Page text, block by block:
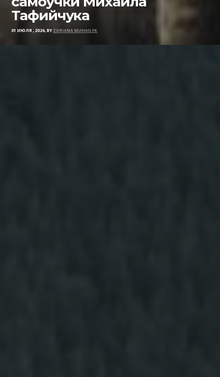
Тафийчука
01 ИЮЛЯ , 2026, BY ZORIANA MUHAILYK